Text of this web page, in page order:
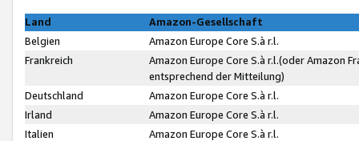
Land
Amazon-Gesellschaft
Belgien
Amazon Europe Core S.à r.l.
Frankreich
Amazon Europe Core S.à r.l.(oder Amazon
entsprechend der Mitteilung)
Deutschland
Amazon Europe Core S.à r.l.
Irland
Amazon Europe Core S.à r.l.
Italien
Amazon Europe Core S.à r.l.